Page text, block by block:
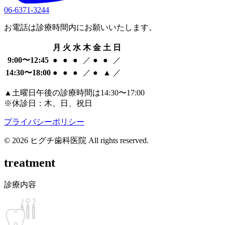
06-6371-3244
お電話は診療時間内にお願いいたします。
月 火 水 木 金 土 日
9:00〜12:45 ● ● ● ／ ● ●
／
14:30〜18:00 ● ● ● ／ ● ▲ ／
▲ 土曜日午後の診療時間は14:30〜17:00
※休診日：木、日、祝日
プライバシーポリシー
© 2026 ヒグチ歯科医院 All rights reserved.
treatment
診療内容